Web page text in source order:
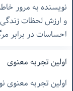
نویسنده به مرور
و ارزش لحظات زندگی
احساسات در برابر
اولین تجربه معنوی